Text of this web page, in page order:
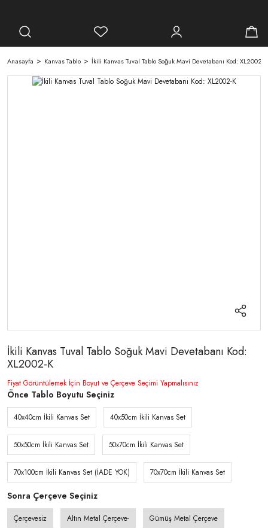
Anasayfa Kanvas Tablo İkili Kanvas Tuval Tablo Soğuk Mavi Devetabanı Kod: XL2002-K
İkili Kanvas Tuval Tablo Soğuk Mavi Devetabanı Kod:
XL2002-K
Fiyat Görüntülemek İçin Boyut ve Çerçeve Seçimi Yapmalısınız
Önce Tablo Boyutu Seçiniz
40x40cm İkili Kanvas Set 40x50cm İkili Kanvas Set
50x50cm İkili Kanvas Set 50x70cm İkili Kanvas Set
70x100cm İkili Kanvas Set (İADE YOK) 70x70cm İkili Kanvas Set
Sonra Çerçeve Seçiniz
Çerçevesiz Altın Metal Çerçeve- Gümüş Metal Çerçeve